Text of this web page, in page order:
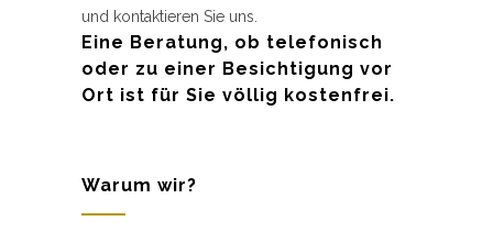
und kontaktieren Sie uns.
Eine Beratung, ob telefonisch
oder zu einer Besichtigung vor
Ort ist für Sie völlig kostenfrei.
Warum wir?